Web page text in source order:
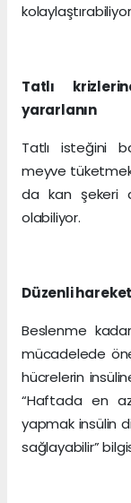
Tatlı
yararlanın
Tatlı isteğini
meyve
da kan şekeri
olabiliyor.
Düzenli
Beslenme
mücadelede
hücrelerin
“Haftada en
yapmak insülin
sağlayabilir”